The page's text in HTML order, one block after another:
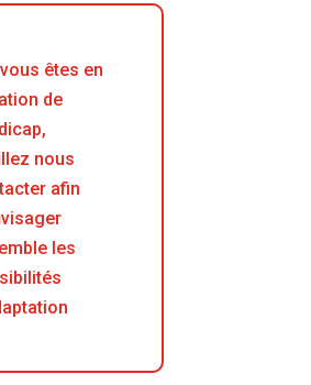
êtes en
de
nous
afin
les